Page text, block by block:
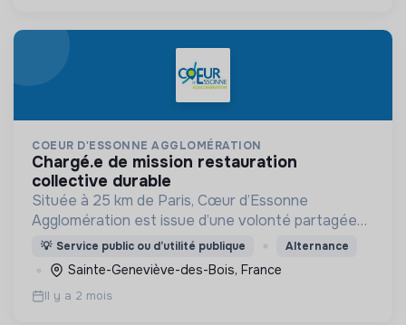
COEUR D'ESSONNE AGGLOMÉRATION
chargé.e de mission restauration
collective durable
Située à 25 km de Paris, Cœur d’Essonne
Agglomération est issue d’une volonté partagée
des 21 communes membres de construire un cadre
de vie durable, solidaire et attractif pour ses 208
000 habitants
💡 Service public ou d’utilité publique Alternance
Sainte-Geneviève-des-Bois, France
Il y a 2 mois